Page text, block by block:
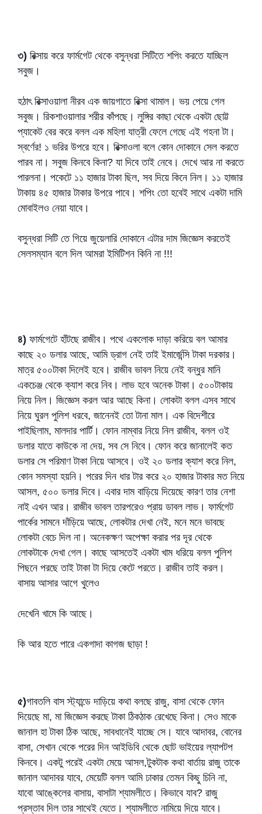
৩) রিক্সায় করে ফার্মগেট থেকে বসুন্ধরা সিটিতে শপিং করতে যাচ্ছিল
সবুজ।
হঠাৎ রিক্সাওয়ালা নীরব এক জায়গাতে রিক্সা থামাল। ভয় পেয়ে গেল
সবুজ। রিকশাওয়ালার শরীর কাঁপছে। লুঙ্গির কাছা থেকে একটা ছোট্ট
প্যাকেট বের করে বলল এক মহিলা যাত্রী ফেলে গেছে এই গহনা টা।
স্বর্ণের! ১ ভরির উপরে হবে। রিক্সাওলা বলে কোন দোকানে সেল করতে
পারব না। সবুজ কিনবে কিনা? যা দিবে তাই নেবে। দেখে আর না করতে
পারলনা। পকেটে ১১ হাজার টাকা ছিল, সব দিয়ে কিনে নিল। ১১ হাজার
টাকায় ৪৫ হাজার টাকার উপরে পাবে। শপিং তো হবেই সাথে একটা দামি
মোবাইলও নেয়া যাবে।
বসুন্ধরা সিটি তে গিয়ে জুয়েলারি দোকানে এটার দাম জিজ্ঞেস করতেই
সেলসম্যান বলে দিল আমরা ইমিটিশন কিনি না !!!
৪) ফার্মগেটে হাঁটছে রাজীব। পথে একলোক দাড়া করিয়ে বল আমার
কাছে ২০ ডলার আছে, আমি ড্রাগ নেই তাই ইমার্জেন্সি টাকা দরকার।
মাত্র ৫০০টাকা দিলেই হবে। রাজীব ভাবল নিয়ে নেই বন্ধুর মানি
একচেঞ্জ থেকে ক্যাশ করে নিব। লাভ হবে অনেক টাকা। ৫০০টাকায়
নিয়ে নিল। জিজ্ঞেস করল আর আছে কিনা। লোকটা বলল এসব সাথে
নিয়ে ঘুরল পুলিশ ধরবে, জানেনই তো টানা মাল। এক বিদেশীরে
পাইছিলাম, মালদার পার্টি। ফোন নাম্বার নিয়ে নিল রাজীব, বলল ওই
ডলার যাতে কাউকে না দেয়, সব সে নিবে। ফোন করে জানালেই কত
ডলার সে পরিমাণ টাকা নিয়ে আসবে। ওই ২০ ডলার ক্যাশ করে নিল,
কোন সমস্যা হয়নি। পরের দিন ধার টার করে ২০ হাজার টাকার মত নিয়ে
আসল, ৫০০ ডলার দিবে। এবার দাম বাড়িয়ে দিয়েছে কারণ তার নেশা
নাই এখন আর। রাজীব ভাবল তারপরেও প্রায় ডাবল লাভ। ফার্মগেট
পার্কের সামনে দাঁড়িয়ে আছে, লোকটার দেখা নেই, মনে মনে ভাবছে
লোকটা বেচে দিল না। অনেকক্ষণ অপেক্ষা করার পর দূর থেকে
লোকটাকে দেখা গেল। কাছে আসতেই একটা খাম ধরিয়ে বলল পুলিশ
পিছনে পরছে তাই টাকা টা দিয়ে কেটে পরতে। রাজীব তাই করল।
বাসায় আসার আগে খুলেও
দেখেনি খামে কি আছে।
কি আর হতে পারে একগাদা কাগজ ছাড়া !
৫)গাবতলি বাস স্ট্যান্ডে দাড়িয়ে কথা বলছে রাজু, বাসা থেকে ফোন
দিয়েছে মা, মা জিজ্ঞেস করছে টাকা ঠিকঠাক রেখেছে কিনা। সেও মাকে
জানাল হা টাকা ঠিক আছে, সাবধানেই যাচ্ছে সে। যাবে আদাবর, বোনের
বাসা, সেখান থেকে পরের দিন আইডিবি থেকে ছোট ভাইয়ের ল্যাপটপ
কিনবে। একটু পরেই একটা মেয়ে আসল,টুকটাক কথা বার্তায় রাজু তাকে
জানাল আদাবর যাবে, মেয়েটি বলল আমি ঢাকার তেমন কিছু চিনি না,
যাবো আঙ্কেলের বাসায়, বাসাটা শ্যামলীতে। কিভাবে যাব? রাজু
প্রস্তাব দিল তার সাথেই যেতে। শ্যামলীতে নামিয়ে দিয়ে যাবে।